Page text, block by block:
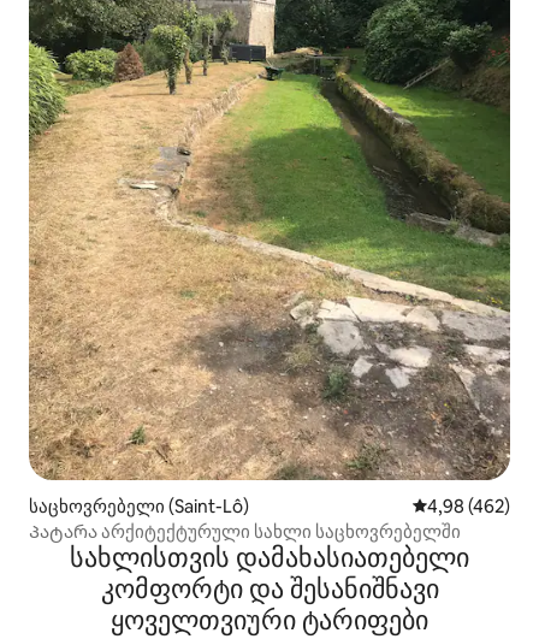
საცხოვრებელი (Saint-Lô) საშუალო
4,98 (462)
Პატარა არქიტექტურული სახლი საცხოვრებელში
სახლისთვის დამახასიათებელი
კომფორტი და შესანიშნავი
ყოველთვიური ტარიფები